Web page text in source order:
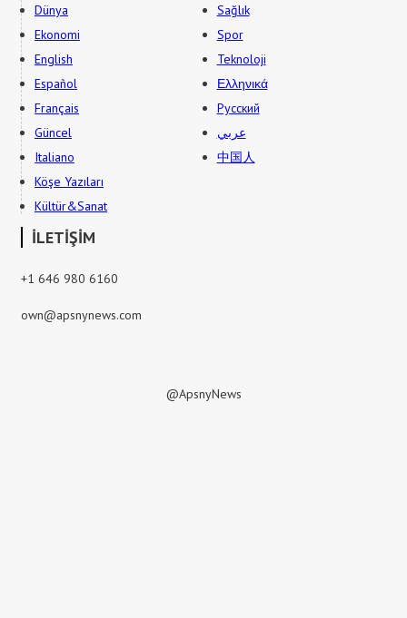
Dünya
Ekonomi
English
Español
Français
Güncel
Italiano
Köşe Yazıları
Kültür&Sanat
Sağlık
Spor
Teknoloji
Ελληνικά
Русский
عربي
中国人
İLETİŞİM
+1 646 980 6160
own@apsnynews.com
@ApsnyNews